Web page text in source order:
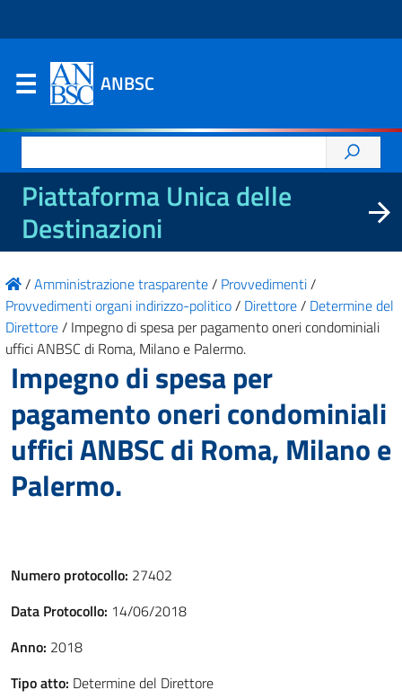
ANBSC
per:
Piattaforma Unica delle
Destinazioni
/Amministrazione trasparente/ Provvedimenti/
Provvedimenti organi indirizzo-politico/ Direttore/ Determine del
Direttore/ Impegno di spesa per pagamento oneri condominiali
uffici ANBSC di Roma, Milano e Palermo.
Impegno di spesa per
pagamento oneri condominiali
uffici ANBSC di Roma, Milano e
Palermo.
Numero protocollo: 27402
Data Protocollo: 14/06/2018
Anno: 2018
Tipo atto: Determine del Direttore